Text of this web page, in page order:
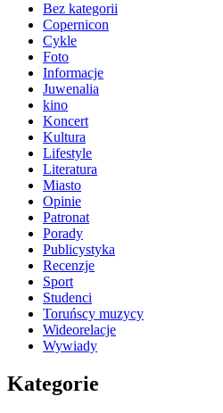
Bez kategorii
Copernicon
Cykle
Foto
Informacje
Juwenalia
kino
Koncert
Kultura
Lifestyle
Literatura
Miasto
Opinie
Patronat
Porady
Publicystyka
Recenzje
Sport
Studenci
Toruńscy muzycy
Wideorelacje
Wywiady
Kategorie